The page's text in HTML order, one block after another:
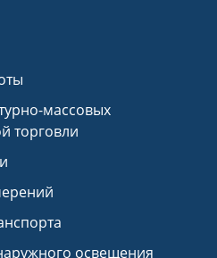
массовых
торговли
освещения